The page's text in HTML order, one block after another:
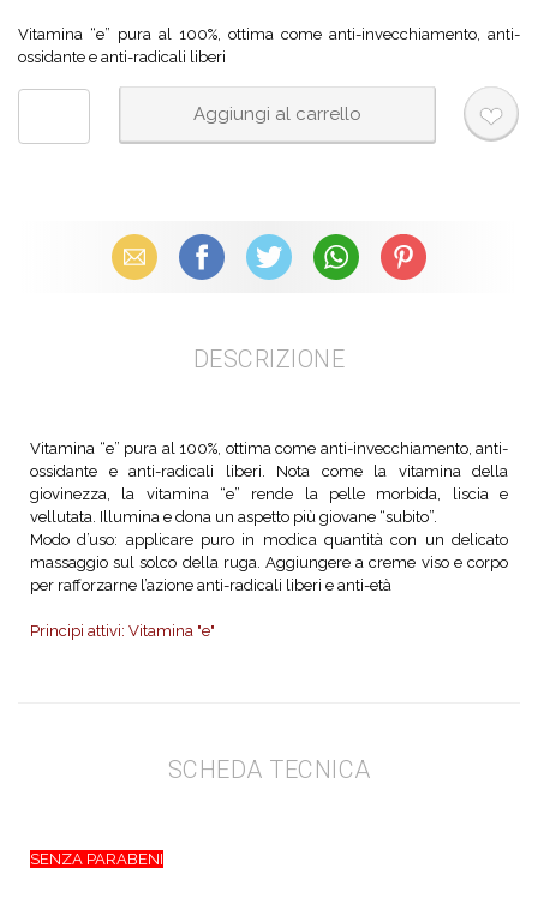
Vitamina “e” pura al 100%, ottima come anti-invecchiamento, anti-
ossidante e anti-radicali liberi
Email Facebook X (Twitter) WhatsAppPinterest
DESCRIZIONE
Vitamina “e” pura al 100%, ottima come anti-invecchiamento, anti-
ossidante e anti-radicali liberi. Nota come la vitamina della
giovinezza, la vitamina “e” rende la pelle morbida, liscia e
vellutata. Illumina e dona un aspetto più giovane “subito”.
Modo d’uso: applicare puro in modica quantità con un delicato
massaggio sul solco della ruga. Aggiungere a creme viso e corpo
per rafforzarne l’azione anti-radicali liberi e anti-età
Principi attivi: Vitamina "e"
SCHEDA TECNICA
SENZA PARABENI